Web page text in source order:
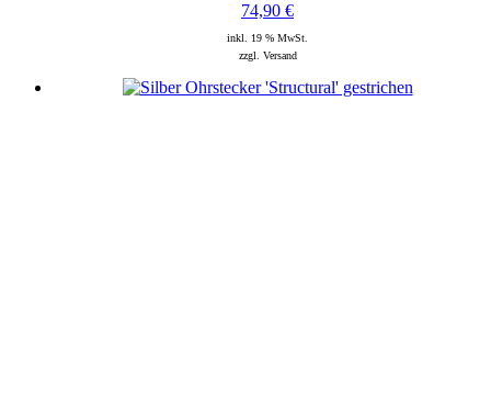
74,90 €
inkl. 19 % MwSt.
zzgl. Versand